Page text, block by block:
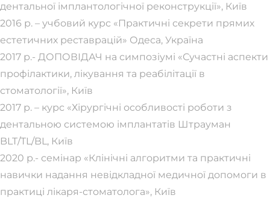
дентальної імплантологічної реконструкції», Київ
2016 р. – учбовий курс «Практичні секрети прямих
естетичних реставрацій» Одеса, Україна
2017 р.- ДОПОВІДАЧ на симпозіумі «Сучастні аспекти
профілактики, лікування та реабілітації в
стоматології», Київ
2017 р. – курс «Хірургічні особливості роботи з
дентальною системою імплантатів Штрауман
BLT/TL/BL, Київ
2020 р.- семінар «Клінічні алгоритми та практичні
навички надання невідкладної медичної допомоги в
практиці лікаря-стоматолога», Київ